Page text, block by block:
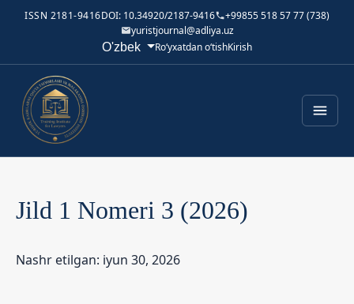
ISSN 2181-9416DOI: 10.34920/2187-9416
+99855 518 57 77 (738)
yuristjournal@adliya.uz
Tilni o'zgartirish. Joriy til:
O'zbek Ro‘yxatdan o‘tishKirish
Jild 1 Nomeri 3 (2026)
Nashr etilgan: iyun 30, 2026